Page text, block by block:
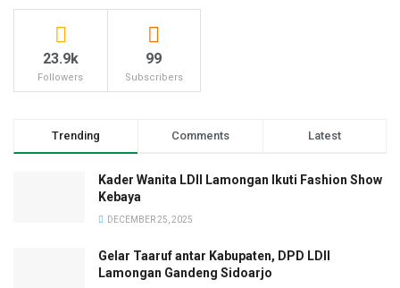
23.9k
Followers
99
Subscribers
Trending Comments Latest
Kader Wanita LDII Lamongan Ikuti Fashion Show
Kebaya
DECEMBER 25, 2025
Gelar Taaruf antar Kabupaten, DPD LDII
Lamongan Gandeng Sidoarjo